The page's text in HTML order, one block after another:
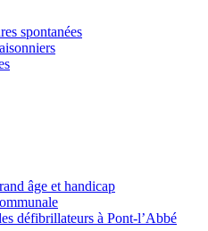
spontanées
âge et handicap
défibrillateurs à Pont-l’Abbé